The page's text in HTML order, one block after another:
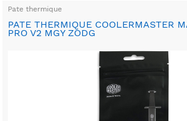
Pate thermique
PATE THERMIQUE COOLERMASTER
PRO V2 MGY ZODG